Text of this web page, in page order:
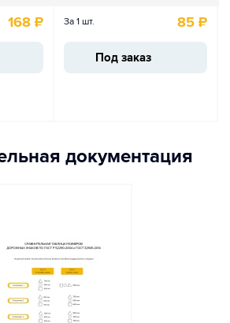
168 ₽ За 1 шт. 85 ₽
Под заказ
документация